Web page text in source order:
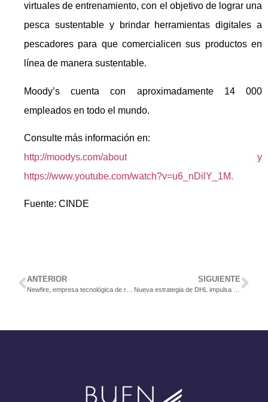
virtuales de entrenamiento, con el objetivo de lograr una
pesca sustentable y brindar herramientas digitales a
pescadores para que comercialicen sus productos en
línea de manera sustentable.
Moody’s cuenta con aproximadamente 14 000
empleados en todo el mundo.
Consulte más información en:
http://moodys.com/about y
https://www.youtube.com/watch?v=u6_nDilY_1M.
Fuente: CINDE
ANTERIOR SIGUIENTE